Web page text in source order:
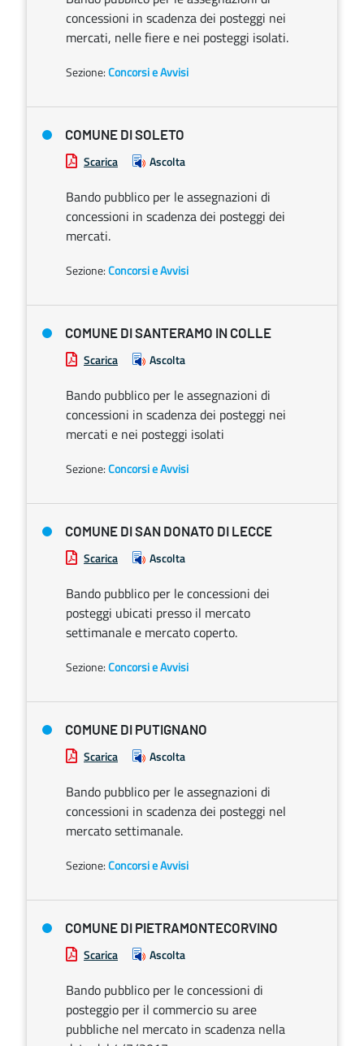
concessioni in scadenza dei posteggi nei
mercati, nelle fiere e nei posteggi isolati.
Sezione:Concorsi e Avvisi
COMUNE DI SOLETO
Scarica Ascolta
Bando pubblico per le assegnazioni di
concessioni in scadenza dei posteggi dei
mercati.
Sezione:Concorsi e Avvisi
COMUNE DI SANTERAMO IN COLLE
Scarica Ascolta
Bando pubblico per le assegnazioni di
concessioni in scadenza dei posteggi nei
mercati e nei posteggi isolati
Sezione:Concorsi e Avvisi
COMUNE DI SAN DONATO DI LECCE
Scarica Ascolta
Bando pubblico per le concessioni dei
posteggi ubicati presso il mercato
settimanale e mercato coperto.
Sezione:Concorsi e Avvisi
COMUNE DI PUTIGNANO
Scarica Ascolta
Bando pubblico per le assegnazioni di
concessioni in scadenza dei posteggi nel
mercato settimanale.
Sezione:Concorsi e Avvisi
COMUNE DI PIETRAMONTECORVINO
Scarica Ascolta
Bando pubblico per le concessioni di
posteggio per il commercio su aree
pubbliche nel mercato in scadenza nella